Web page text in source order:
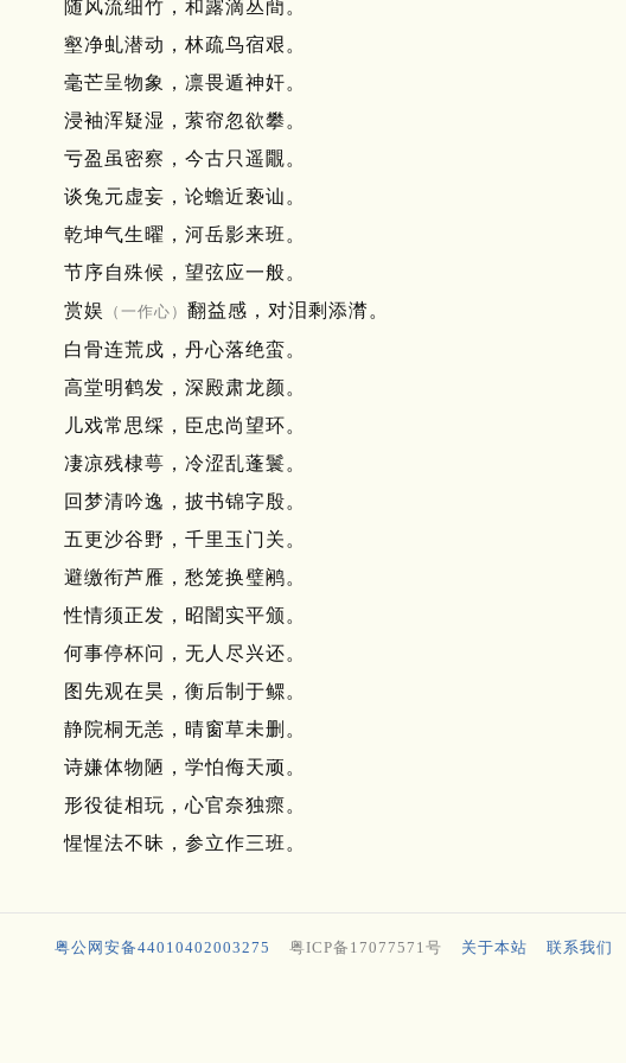
随风流细竹，和露滴丛蕳。
壑净虬潜动，林疏鸟宿艰。
毫芒呈物象，凛畏遁神奸。
浸袖浑疑湿，萦帘忽欲攀。
亏盈虽密察，今古只遥覵。
谈兔元虚妄，论蟾近亵讪。
乾坤气生曜，河岳影来班。
节序自殊候，望弦应一般。
赏娱
（一作心） 翻益感，对泪剩添潸。
白骨连荒戍，丹心落绝蛮。
高堂明鹤发，深殿肃龙颜。
儿戏常思䌽，臣忠尚望环。
凄凉残棣萼，冷涩乱蓬鬟。
回梦清吟逸，披书锦字殷。
五更沙谷野，千里玉门关。
避缴衔芦雁，愁笼换璧鹇。
性情须正发，昭闇实平颁。
何事停杯问，无人尽兴还。
图先观在昊，衡后制于鳏。
静院桐无恙，晴窗草未删。
诗嫌体物陋，学怕侮天顽。
形役徒相玩，心官奈独瘝。
惺惺法不昧，参立作三班。
粤公网安备44010402003275 粤ICP备17077571号 关于本站 联系我们